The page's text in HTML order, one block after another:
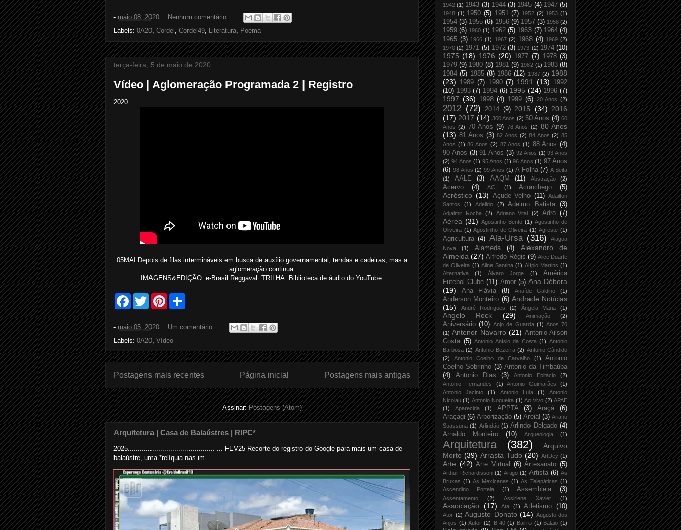
b
k
t
e
e
r
s
t
e
- maio 08, 2020
Nenhum comentário:
Labels: 0A20 Cordel Cordel49 Literatura Poema
terça-feira, 5 de maio de 2020
Vídeo | Aglomeração Programada 2 | Registro
2020........................................
05MAI Depois de filas intermináveis em busca de auxílio governamental, tendas e cadeiras, mas a
aglomeração continua.
IMAGENS&EDIÇÃO: e-Brasil Reggaval. TRILHA: Biblioteca de áudio do YouTube.
F
b
k
T
w
t
e
P
e
s
t
e
- maio 05, 2020
Um comentário:
Labels: 0A20 Vídeo
Postagens mais recentes Postagens mais antigas
Página inicial
Assinar:Postagens (Atom)
Arquitetura | Casa de Balaústres | RIPC*
2025........................................... ... FEV25 Recorte do registro do Google para mais um casa de
balaústre, uma *relíquia nas im...
1942 (1) 1943 (3) 1944 (3) 1945 (4) 1947 (5)
1948 (1) 1950 (5) 1951 (7) 1952 (2) 1953 (1)
1954 (3) 1955 (6) 1956 (9) 1957 (3) 1958 (2)
1959 (6) 1960 (1) 1962 (5) 1963 (7) 1964 (4)
1965 (3) 1966 (1) 1967 (2) 1968 (4) 1969 (2)
1970 (2) 1971 (5) 1972 (3) 1973 (2) 1974 (10)
1975 (18) 1976 (20) 1977 (7) 1978 (3)
1979 (9) 1980 (8) 1981 (9) 1982 (1) 1983 (8)
1984 (5) 1985 (8) 1986 (12) 1987 (2) 1988
(23)
1989 (7) 1990 (7) 1991 (13)
1992
(10) 1993 (7) 1994 (6) 1995 (24) 1996 (7)
1997 (36) 1998 (4) 1999 (6) 20 Anos (2)
2012 (72) 2014 (9) 2015 (34) 2016
(17) 2017 (14) 300 Anos (2) 50 Anos (4) 60
Anos (2) 70 Anos (9) 78 Anos (2) 80 Anos
(13) 81 Anos (3) 82 Anos (2) 84 Anos (2) 85
Anos (1) 86 Anos (2) 87 Anos (1) 88 Anos (4)
90 Anos (3) 91 Anos (3) 92 Anos (1) 93 Anos
(2) 94 Anos (1) 95 Anos (1) 96 Anos (1) 97 Anos
(6) 98 Anos (2) 99 Anos (1) A Folha (7) A Seita
(1)
AALE (3) AAQM (11) Abstração (2)
Acervo (4) ACI (1) Aconchego (5)
Acróstico (13) Açude Velho (11) Adailton
Santos
(1) Adeildo (2) Adelmo Batista (3)
Adjalmir Rocha (2) Adriano Vital (2) Adro (7)
Aérea (31) Agostinho Bento (1) Agostinho de
Oliveira (1) Agostinho de Oliveira (1) Agreste (1)
Agricultura (4) Ala-Ursa (316)
Alagoa
Nova
(1) Alameda (4)
Alexandro de
Almeida (27) Alfredo Régis (9) Alice Duarte
de Oliveira (1) Aline Santina (1) Alípio Martins (1)
Alternativa
(1) Álvaro Jorge (1)
América
Futebol Clube (11) Amor (5) Ana Débora
(19)
Ana Flávia (8) Anaíde Galdino (1)
Anderson Monteiro (6) Andrade Notícias
(15)
André Rodrigues (2) Ângela Maria (1)
Angelo Rock (29) Animação (2)
Aniversário (10) Anjo de Guarda (1) Anos 70
(1) Antenor Navarro (21) Antonio Ailson
Costa (5) Antonio Anísio da Costa (1) Antonio
Barbosa (2) Antonio Bezerra (2) Antonio Cândido
(2)
Antonio Coelho de Carvalho (1)
Antonio
Coelho Sobrinho (3) Antonio da Timbaúba
(4)
Antonio Dias (3) Antonio Epitácio
(2)
Antonio Fernandes
(1) Antonio Guimarães
(1)
Antonio Jacinto
(1) Antonio Lula (1)
Antonio
Nicolau (1) Antonio Nogueira (1) Ao Vivo (2) APAE
(1)
Aparecida (1) APPTA (3) Araçá
(6)
Araçagi (6) Arborização (5) Areial (3) Ariano
Suassuna (1) Arlindão (1) Arlindo Delgado (4)
Arnaldo Monteiro
(10) Arqueologia (1)
Arquitetura (382)
Arquivo
Morto (39) Arrasta Tudo (20) ArtDey (1)
Arte (42) Arte Virtual (6) Artesanato (5)
Arthur Richardisson (1) Artigo (1) Artista (6) As
Bruxas (1) As Mexicanas (1) As Telepáticas (1)
Ascendino Portela
(1) Assembleia (3)
Assentamento (2) Assirlene Xavier (1)
Associação (17) Ata (1) Atletismo (10)
Ator (2) Augusto Donato (14) Augusto dos
Anjos (1) Autor (2) B-40 (1) Bairro (1) Balaio (1)